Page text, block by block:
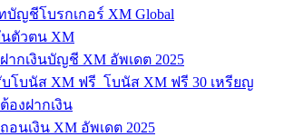
บัญชีโบรกเกอร์ XM Global
ตัวตน XM
ากเงินบัญชี XM อัพเดต 2025
โบนัส XM ฟรี โบนัส XM ฟรี 30 เหรียญ
องฝากเงิน
อนเงิน XM อัพเดต 2025